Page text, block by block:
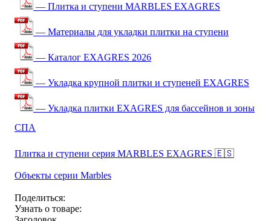
— Плитка и ступени MARBLES EXAGRES
— Материалы для укладки плитки на ступени
— Каталог EXAGRES 2026
— Укладка крупной плитки и ступеней EXAGRES
— Укладка плитки EXAGRES для бассейнов и зоны
СПА
Плитка и ступени серия MARBLES EXAGRES 🇪🇸
Объекты серии Marbles
Поделиться:
Узнать о товаре: